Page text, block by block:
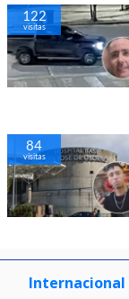
122
visitas
84
visitas
Internacional